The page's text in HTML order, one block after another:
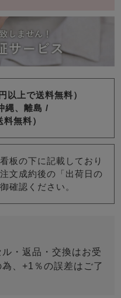
以上で送料無料）
縄、離島 /
無料）
板の下に記載しており
文成約後の「出荷日の
確認ください。
・返品・交換はお受
、+1％の誤差はご了